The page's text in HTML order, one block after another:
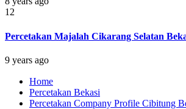
12
Percetakan Majalah Cikarang Selatan
9 years ago
Home
Percetakan Bekasi
Percetakan Company Profile Cibitung